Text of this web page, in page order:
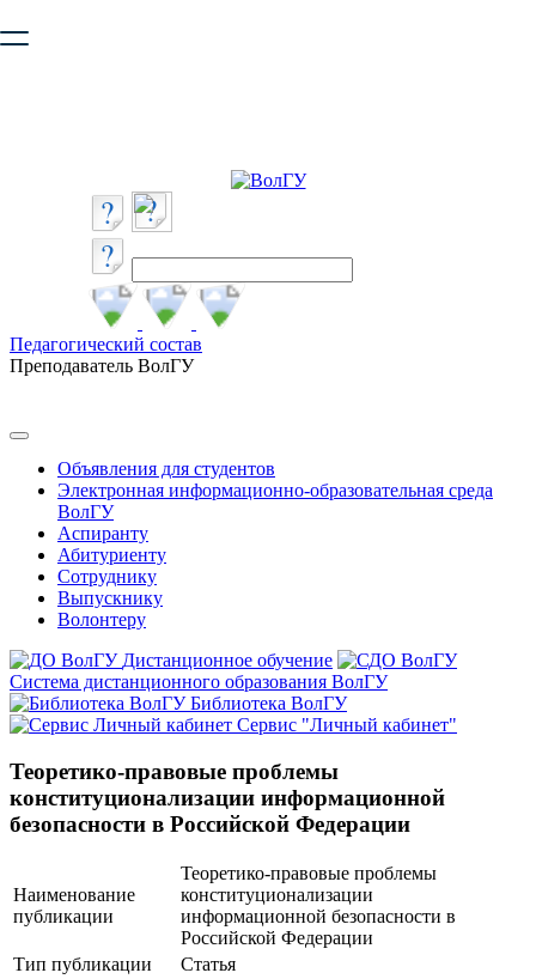
безопасную работу с сайтом. Пожалуйста
Педагогический состав
Преподаватель ВолГУ
Объявления для студентов
Электронная информационно-образовательная среда
ВолГУ
Аспиранту
Абитуриенту
Сотруднику
Выпускнику
Волонтеру
Дистанционное обучение
Система дистанционного образования ВолГУ
Библиотека ВолГУ
Сервис "Личный кабинет"
Теоретико-правовые проблемы
конституционализации информационной
безопасности в Российской Федерации
Наименование
публикации
Теоретико-правовые проблемы
конституционализации
информационной безопасности в
Российской Федерации
Тип публикации
Статья